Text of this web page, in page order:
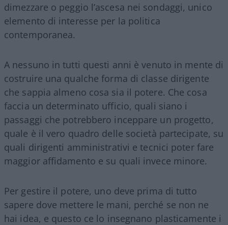
dimezzare o peggio l’ascesa nei sondaggi, unico
elemento di interesse per la politica
contemporanea.
A nessuno in tutti questi anni è venuto in mente di
costruire una qualche forma di classe dirigente
che sappia almeno cosa sia il potere. Che cosa
faccia un determinato ufficio, quali siano i
passaggi che potrebbero inceppare un progetto,
quale è il vero quadro delle società partecipate, su
quali dirigenti amministrativi e tecnici poter fare
maggior affidamento e su quali invece minore.
Per gestire il potere, uno deve prima di tutto
sapere dove mettere le mani, perché se non ne
hai idea, e questo ce lo insegnano plasticamente i